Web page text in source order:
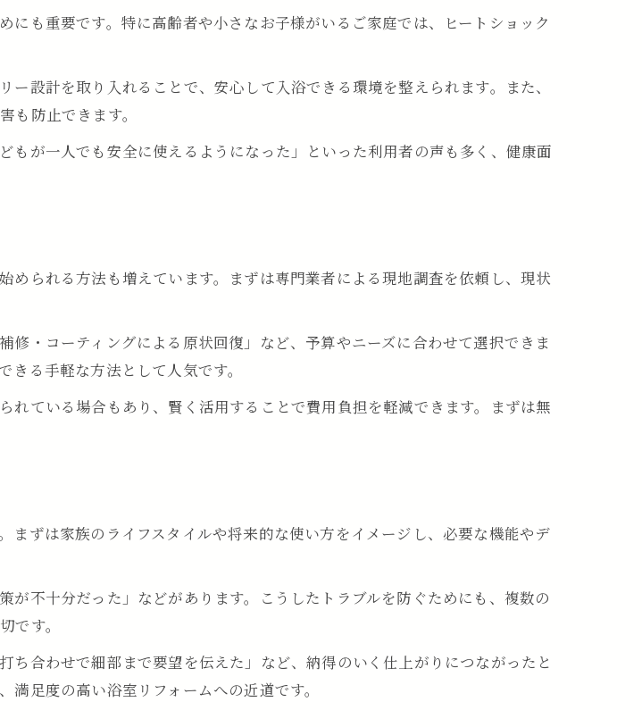
る浴室リフォームの方法
きる浴室リフォーム計画
室リフォームの選び方
浴室リフォームの提案
浴室リフォームの選択基準
も重要です。特に高齢者や小さなお子様がいるご家庭では、ヒートショック
設計を取り入れることで、安心して入浴できる環境を整えられます。また、
も防止できます。
もが一人でも安全に使えるようになった」といった利用者の声も多く、健康面
られる方法も増えています。まずは専門業者による現地調査を依頼し、現状
・コーティングによる原状回復」など、予算やニーズに合わせて選択できま
る手軽な方法として人気です。
ている場合もあり、賢く活用することで費用負担を軽減できます。まずは無
ずは家族のライフスタイルや将来的な使い方をイメージし、必要な機能やデ
不十分だった」などがあります。こうしたトラブルを防ぐためにも、複数の
です。
合わせで細部まで要望を伝えた」など、納得のいく仕上がりにつながったと
足度の高い浴室リフォームへの近道です。